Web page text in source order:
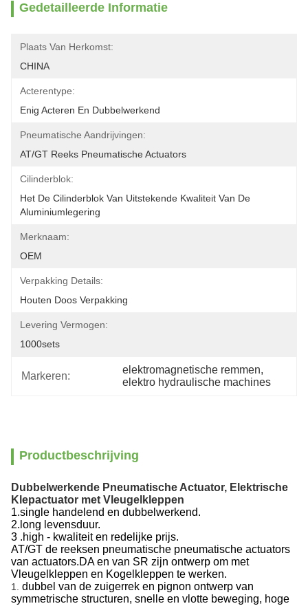
Gedetailleerde Informatie
Plaats Van Herkomst:
CHINA
Acterentype:
Enig Acteren En Dubbelwerkend
Pneumatische Aandrijvingen:
AT/GT Reeks Pneumatische Actuators
Cilinderblok:
Het De Cilinderblok Van Uitstekende Kwaliteit Van De
Aluminiumlegering
Merknaam:
OEM
Verpakking Details:
Houten Doos Verpakking
Levering Vermogen:
1000sets
Markeren:
elektromagnetische remmen,
elektro hydraulische machines
Productbeschrijving
Dubbelwerkende Pneumatische Actuator, Elektrische
Klepactuator met Vleugelkleppen
1.single handelend en dubbelwerkend.
2.long levensduur.
3 .high - kwaliteit en redelijke prijs.
AT/GT de reeksen pneumatische pneumatische actuators
van actuators.DA en van SR zijn ontwerp om met
Vleugelkleppen en Kogelkleppen te werken.
1. dubbel van de zuigerrek en pignon ontwerp van
symmetrische structuren, snelle en vlotte beweging, hoge